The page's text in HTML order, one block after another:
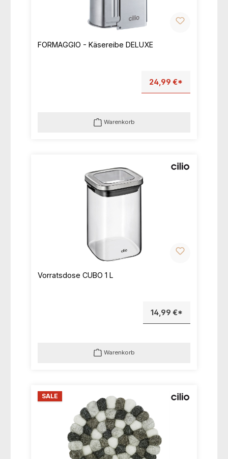
FORMAGGIO - Käsereibe DELUXE
24,99 €*
Warenkorb
Vorratsdose CUBO 1 L
14,99 €*
Warenkorb
SALE